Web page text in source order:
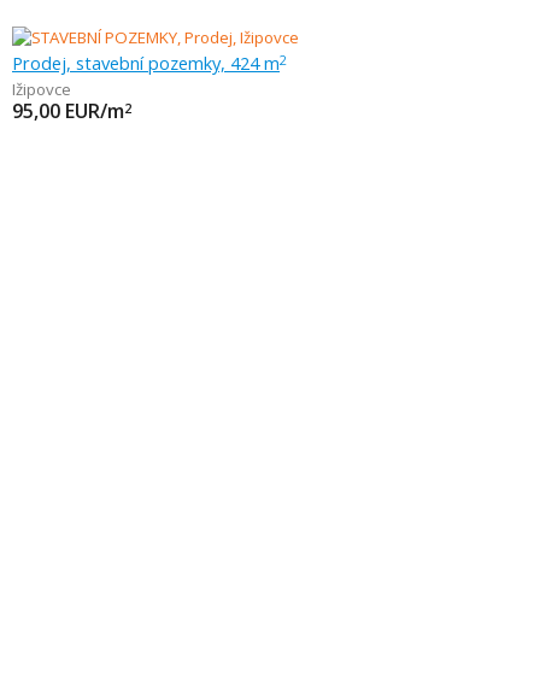
Prodej, stavební pozemky, 424 m2
Ižipovce
95,00 EUR/m2